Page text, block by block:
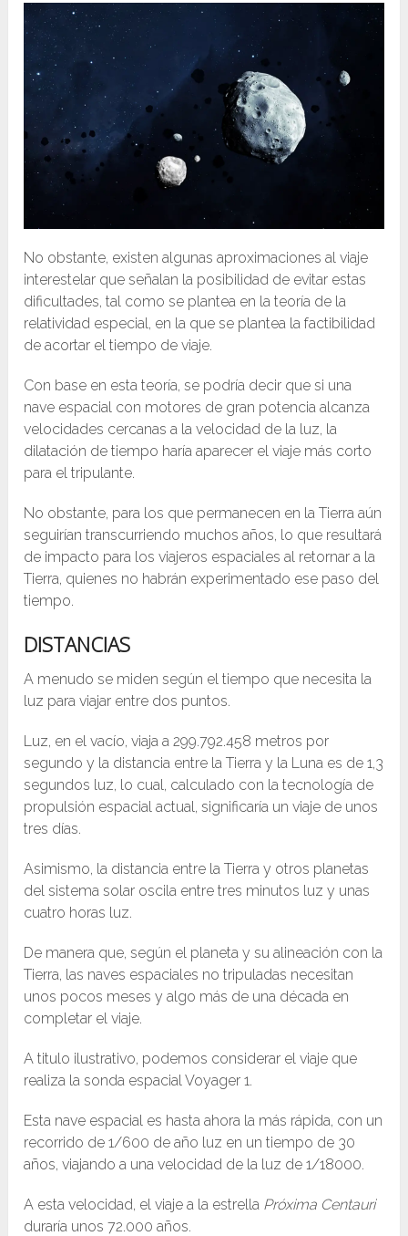
No obstante, existen algunas aproximaciones al viaje
interestelar que señalan la posibilidad de evitar estas
dificultades, tal como se plantea en la teoría de la
relatividad especial, en la que se plantea la factibilidad
de acortar el tiempo de viaje.
Con base en esta teoría, se podría decir que si una
nave espacial con motores de gran potencia alcanza
velocidades cercanas a la velocidad de la luz, la
dilatación de tiempo haría aparecer el viaje más corto
para el tripulante.
No obstante, para los que permanecen en la Tierra aún
seguirían transcurriendo muchos años, lo que resultará
de impacto para los viajeros espaciales al retornar a la
Tierra, quienes no habrán experimentado ese paso del
tiempo.
DISTANCIAS
A menudo se miden según el tiempo que necesita la
luz para viajar entre dos puntos.
Luz, en el vacío, viaja a 299.792.458 metros por
segundo y la distancia entre la Tierra y la Luna es de 1,3
segundos luz, lo cual, calculado con la tecnología de
propulsión espacial actual, significaría un viaje de unos
tres días.
Asimismo, la distancia entre la Tierra y otros planetas
del sistema solar oscila entre tres minutos luz y unas
cuatro horas luz.
De manera que, según el planeta y su alineación con la
Tierra, las naves espaciales no tripuladas necesitan
unos pocos meses y algo más de una década en
completar el viaje.
A titulo ilustrativo, podemos considerar el viaje que
realiza la sonda espacial Voyager 1.
Esta nave espacial es hasta ahora la más rápida, con un
recorrido de 1/600 de año luz en un tiempo de 30
años, viajando a una velocidad de la luz de 1/18000.
A esta velocidad, el viaje a la estrella Próxima Centauri
duraría unos 72.000 años.